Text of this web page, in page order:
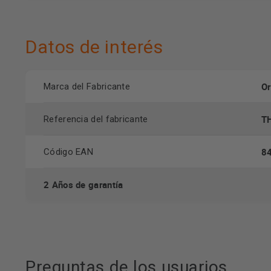
Datos de interés
Marca del Fabricante
Referencia del fabricante
Código EAN
2 Años de garantía
Preguntas de los usuarios